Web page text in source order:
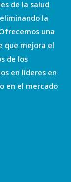
de la salud
la
una
que mejora el
de los
en líderes en
en el mercado